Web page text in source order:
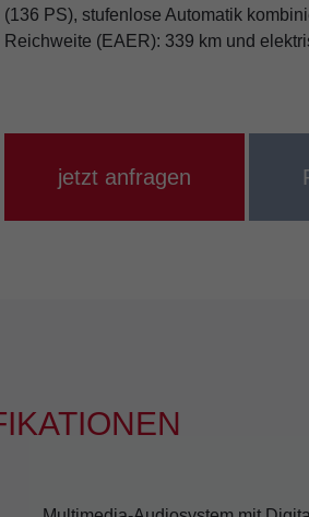
(136 PS), stufenlose Automatik
Reichweite (EAER): 339 km und
jetzt anfragen